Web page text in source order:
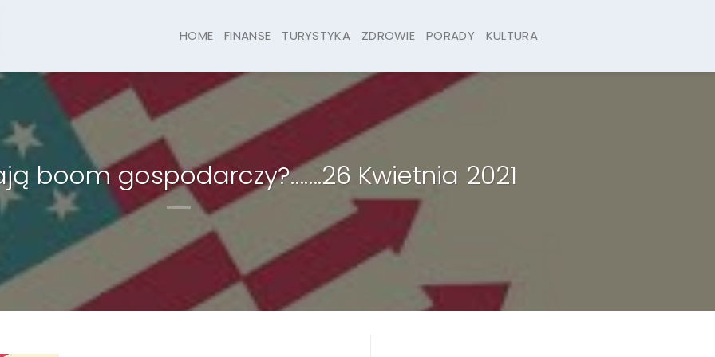
HOME FINANSE TURYSTYKA ZDROWIE PORADY KULTURA
boom gospodarczy?…….26 Kwietnia 2021